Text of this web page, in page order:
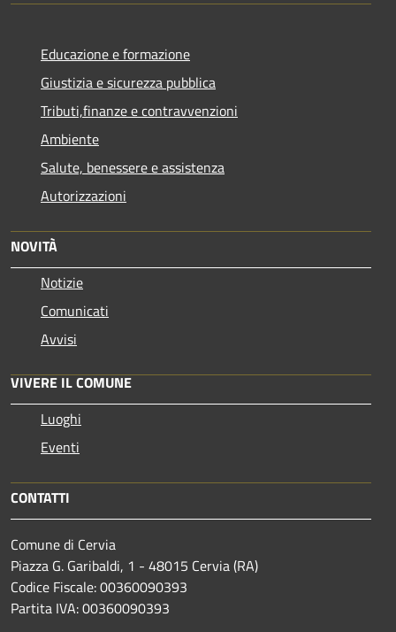
Educazione e formazione
Giustizia e sicurezza pubblica
Tributi,finanze e contravvenzioni
Ambiente
Salute, benessere e assistenza
Autorizzazioni
NOVITÀ
Notizie
Comunicati
Avvisi
VIVERE IL COMUNE
Luoghi
Eventi
CONTATTI
Comune di Cervia
Piazza G. Garibaldi, 1 - 48015 Cervia (RA)
Codice Fiscale: 00360090393
Partita IVA: 00360090393